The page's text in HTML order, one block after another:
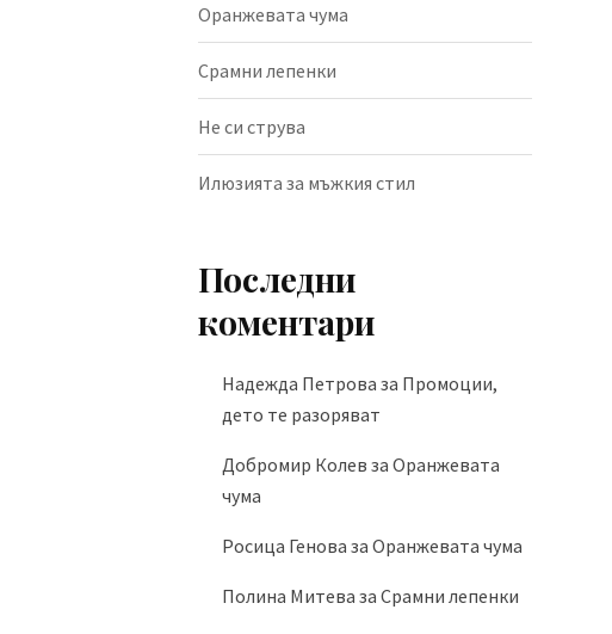
Оранжевата чума
Срамни лепенки
Не си струва
Илюзията за мъжкия стил
Последни
коментари
Надежда Петрова за Промоции,
дето те разоряват
Добромир Колев за Оранжевата
чума
Росица Генова за Оранжевата чума
Полина Митева за Срамни лепенки